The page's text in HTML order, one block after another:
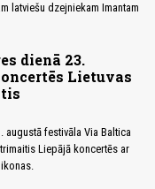
latviešu dzejniekam Imantam
dienā 23.
Lietuvas
augustā festivāla Via Baltica
Liepājā koncertēs ar